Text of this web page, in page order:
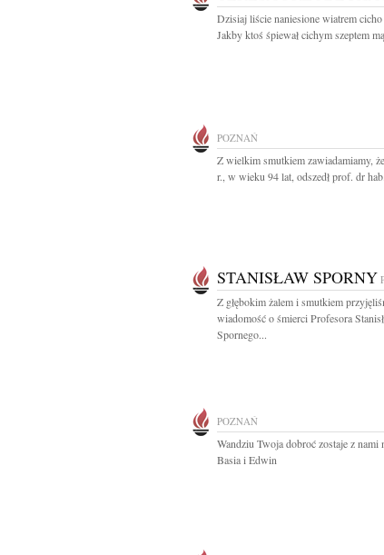
Dzisiaj liście naniesione wiatrem cicho
Jakby ktoś śpiewał cichym szeptem
POZNAŃ
Z wielkim smutkiem zawiadamiamy,
r., w wieku 94 lat, odszedł prof. dr
STANISŁAW SPORNY
Z głębokim żalem i smutkiem
wiadomość o śmierci Profesora
Spornego...
POZNAŃ
Wandziu Twoja dobroć zostaje z nami
Basia i Edwin